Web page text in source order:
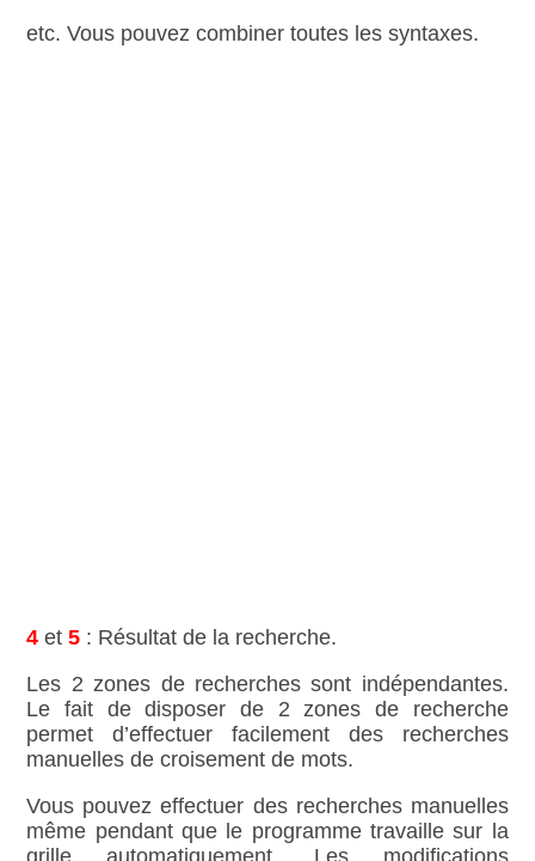
etc. Vous pouvez combiner toutes les syntaxes.
4 et5 : Résultat de la recherche.
Les 2 zones de recherches sont indépendantes.
Le fait de disposer de 2 zones de recherche
permet d’effectuer facilement des recherches
manuelles de croisement de mots.
Vous pouvez effectuer des recherches manuelles
même pendant que le programme travaille sur la
grille automatiquement. Les modifications